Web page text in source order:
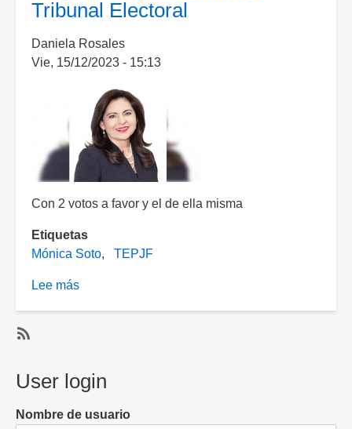
sin
mensaje
de
Tribunal Electoral
Daniela Rosales
Vie, 15/12/2023 - 15:13
Con 2 votos a favor y el de ella misma
Etiquetas
Mónica Soto
TEPJF
Lee más
magistrada
del
a
Mónica
Soto
User login
Nombre de usuario